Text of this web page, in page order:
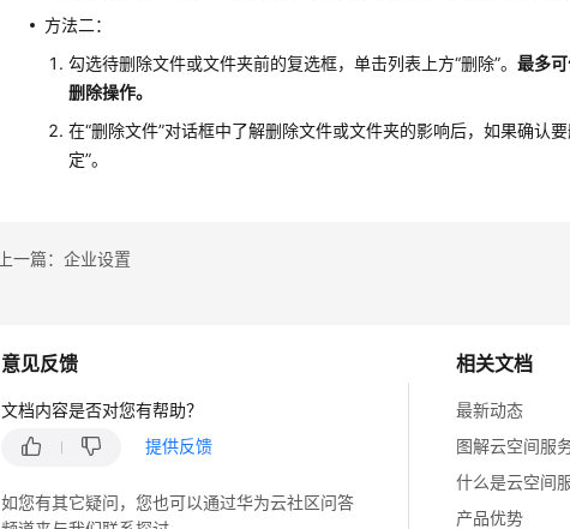
方法二：
勾选待删除文件或文件夹前的复选框，单击列表上方“删除”。最多
删除操作。
在“删除文件”对话框中了解删除文件或文件夹的影响后，如果确认
定”。
上一篇：企业设置
相关文档
最新动态
图解云空间服
什么是云空间
产品优势
意见反馈
文档内容是否对您有帮助？
提供反馈
如您有其它疑问，您也可以通过华为云社区问答